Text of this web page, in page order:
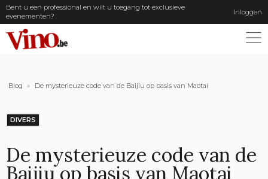
Bent u een professional en wilt u toegang tot exclusieve
evenementen?
Inloggen
Blog » De mysterieuze code van de Baijiu op basis van Maotai
DIVERS
De mysterieuze code van de
Baijiu op basis van Maotai